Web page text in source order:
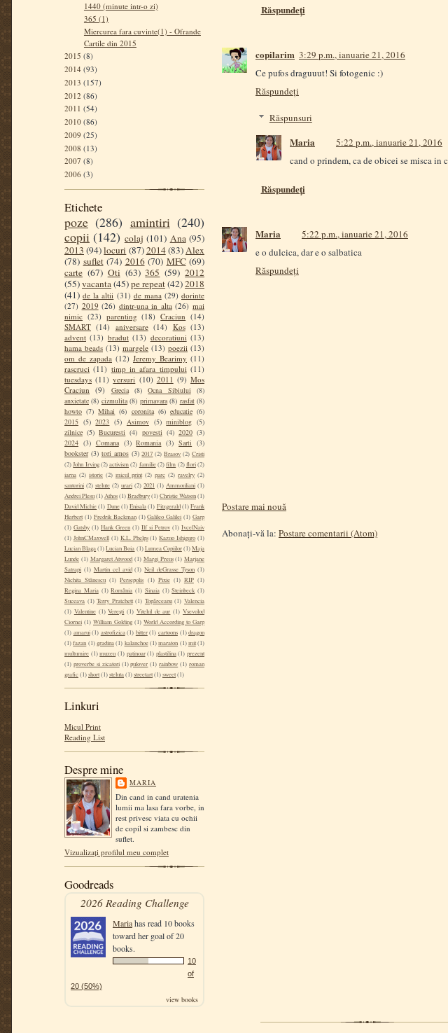
1440 (minute intr-o zi)
365 (1)
Miercurea fara cuvinte(1) - Ofrande
Cartile din 2015
2015 (8)
2014 (93)
2013 (157)
2012 (86)
2011 (54)
2010 (86)
2009 (25)
2008 (13)
2007 (8)
2006 (3)
Etichete
poze (286) amintiri (240)
copii (142) colaj (101) Ana (95)
2013 (94)locuri (87)2014(83)Alex
(78) suflet (74) 2016 (70) MFC (69)
carte (67) Oti (63) 365 (59) 2012
(55)vacanta(45)pe repeat(42)2018
(41) de la altii (31) de mana (29) dorinte
(27) 2019 (26) dintr-una in alta (26) mai
nimic (23) parenting (18) Craciun (14)
SMART (14) aniversare (14) Kos (13)
advent (13) bradut (13) decoratiuni (13)
hama beads (13) margele (13) poezii (13)
om de zapada (12) Jeremy Bearimy (11)
rascruci (11) timp in afara timpului (11)
tuesdays (11) versuri (10) 2011 (9) Mos
Craciun
(9) Grecia (8) Ocna Sibiului
(8)
anxietate (8) cizmulita (8) primavara (8) rasfat (8)
howto (7) Mihai (6) coronita (6) educatie (6)
2015 (5) 2023 (5) Asimov (5) miniblog (5)
zilnice (5) Bucuresti (4) povesti (4) 2020 (3)
2024 (3) Comana (3) Romania (3) Sarti (3)
bookster (3) tori amos (3) 2017 (2) Brasov (2) Cristi
(2)John Irving (2)activism (2) familie(2)film (2) flori(2)
iarna (2) istorie (2) micul print (2) parc (2) ravelry (2)
santorini (2) stelute (2) urari (2) 2021 (1) Ammouliani (1)
Andrei Plesu(1)Athos(1)Bradbury(1)Christie Watson(1)
David Michie (1) Dune(1)Enisala (1) Fitzgerald(1)Frank
Herbert (1) Fredrik Backman (1) Galileo Galilei (1) Garp
(1) Gatsby (1) Hank Green (1) Ilf si Petrov (1) IvcelNaiv
(1) JohnCMaxwell (1) K.L. Phelps (1) Kazuo Ishiguro (1)
Lucian Blaga(1)Lucian Boia (1)Lumea Copiilor(1)Maja
Lunde (1) Margaret Atwood (1) Margi Preus (1) Marjane
Satrapi (1) Martin cel avid (1) Neil deGrasse Tyson (1)
Nichita Stănescu (1) Persepolis (1) Pixie (1) RIP (1)
Regina Maria (1) România (1) Sinaia (1) Steinbeck (1)
Suceava (1) Terry Pratchett (1) Topârceanu (1) Valencia
(1) Valentine (1) Verești (1) Vitelul de aur (1) Vsevolod
Ciornei (1) William Golding (1) World According to Garp
(1) amarui (1) astrofizica (1) bitter (1) cartoons (1) dragon
(1)fazan (1)gradina(1) kalanchoe (1)maraton (1) mit(1)
multumire (1) muzeu (1) patinoar (1) plastilina (1) prezent
(1) proverbe si zicatori (1) pulover (1) rainbow (1) roman
grafic(1)short(1)steluta(1)streetart(1)sweet(1)
Linkuri
Micul Print
Reading List
Despre mine
MARIA
Din cand in cand uratenia
lumii ma lasa fara vorbe, in
rest privesc viata cu ochii
de copil si zambesc din
suflet.
Vizualizați profilul meu complet
Goodreads
2026 Reading Challenge
Mariahas read 10 books
toward her goal of 20
books.
10
of
20 (50%)
view books
Răspundeți
copilarim 3:29 p.m., ianuarie 21, 2016
Ce pufos draguuut! Si fotogenic :)
Răspundeți
Răspunsuri
Maria
5:22 p.m., ianuarie 21, 2016
cand o prindem, ca de obicei se misca in
Răspundeți
Maria
5:22 p.m., ianuarie 21, 2016
e o dulcica, dar e o salbatica
Răspundeți
Postare mai nouă
Abonați-vă la: Postare comentarii (Atom)